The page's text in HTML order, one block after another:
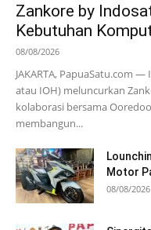
Zankore by
Kebutuhan
08/08/2026
JAKARTA, PapuaSatu.com
atau IOH) meluncurkan
kolaborasi bersama
membangun...
Motor
08/08/2026